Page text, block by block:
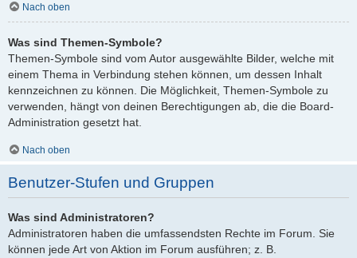
Nach oben
Was sind Themen-Symbole?
Themen-Symbole sind vom Autor ausgewählte Bilder, welche mit
einem Thema in Verbindung stehen können, um dessen Inhalt
kennzeichnen zu können. Die Möglichkeit, Themen-Symbole zu
verwenden, hängt von deinen Berechtigungen ab, die die Board-
Administration gesetzt hat.
Nach oben
Benutzer-Stufen und Gruppen
Was sind Administratoren?
Administratoren haben die umfassendsten Rechte im Forum. Sie
können jede Art von Aktion im Forum ausführen; z. B.